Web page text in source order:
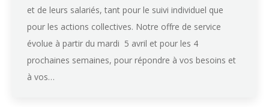
et de leurs salariés, tant pour le suivi individuel que
pour les actions collectives. Notre offre de service
évolue à partir du mardi 5 avril et pour les 4
prochaines semaines, pour répondre à vos besoins et
à vos…